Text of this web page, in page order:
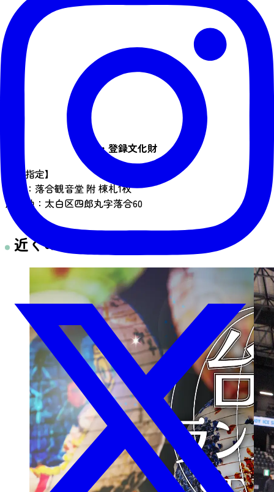
指定・登録文化財
【県指定】
名称：落合観音堂 附 棟札1枚
所在地：太白区四郎丸字落合60
近くのイベント